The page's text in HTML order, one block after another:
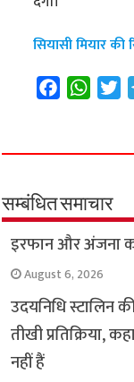
सियासी मियार की
e
o
o
k
W
t
A
p
p
t
r
सम्बंधित समाचार
इरफान और अंजना
August 6, 2026
उदयनिधि स्टालिन
तीखी प्रतिक्रिया,
नहीं हैं